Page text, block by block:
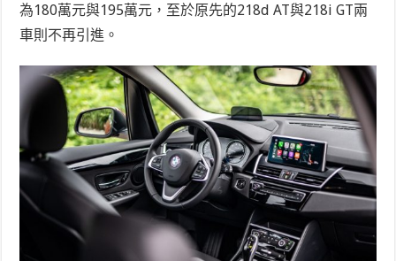
為180萬元與195萬元，至於原先的218d AT與218i GT兩
車則不再引進。